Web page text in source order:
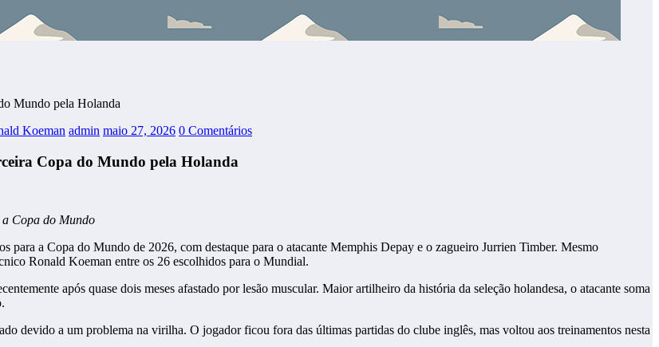
Mundo pela Holanda
Koeman admin maio 27, 2026 0 Comentários
Copa do Mundo pela Holanda
Copa do Mundo
para a Copa do Mundo de 2026, com destaque para o atacante Memphis Depay e o zagueiro Jurrien Timber. Mesmo
Ronald Koeman entre os 26 escolhidos para o Mundial.
após quase dois meses afastado por lesão muscular. Maior artilheiro da história da seleção holandesa, o atacante soma
devido a um problema na virilha. O jogador ficou fora das últimas partidas do clube inglês, mas voltou aos treinamentos nesta